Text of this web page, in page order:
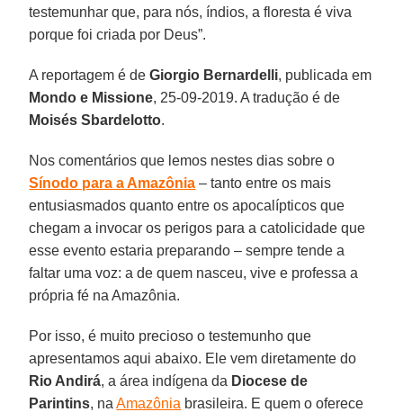
testemunhar que, para nós, índios, a floresta é viva
porque foi criada por Deus”.
A reportagem é deGiorgio Bernardelli, publicada em
Mondo e Missione, 25-09-2019. A tradução é de
Moisés Sbardelotto.
Nos comentários que lemos nestes dias sobre o
Sínodo para a Amazônia – tanto entre os mais
entusiasmados quanto entre os apocalípticos que
chegam a invocar os perigos para a catolicidade que
esse evento estaria preparando – sempre tende a
faltar uma voz: a de quem nasceu, vive e professa a
própria fé na Amazônia.
Por isso, é muito precioso o testemunho que
apresentamos aqui abaixo. Ele vem diretamente do
Rio Andirá, a área indígena da Diocese de
Parintins, naAmazônia brasileira. E quem o oferece